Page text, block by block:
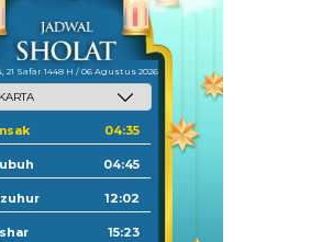
21 Safar 1448 H / 06 Agustus 2026
04:35
04:45
12:02
15:23